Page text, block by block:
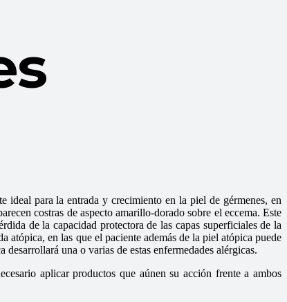
para la entrada y crecimiento en la piel de gérmenes, en
costras de aspecto amarillo-dorado sobre el eccema. Este
de la capacidad protectora de las capas superficiales de la
atópica, en las que el paciente además de la piel atópica puede
una o varias de estas enfermedades alérgicas.
aplicar productos que aúnen su acción frente a ambos